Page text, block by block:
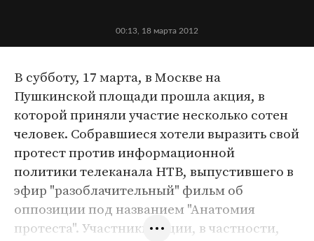
00:13, 18 марта 2012
В субботу, 17 марта, в Москве на
Пушкинской площади прошла акция, в
которой приняли участие несколько сотен
человек. Собравшиеся хотели выразить свой
протест против информационной
политики телеканала НТВ, выпустившего в
эфир "разоблачительный" фильм об
оппозиции под названием "Анатомия
протеста". Участники акции, в частности,